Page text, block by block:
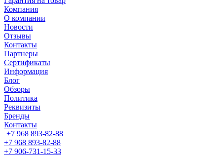
Компания
О компании
Новости
Отзывы
Контакты
Партнеры
Сертификаты
Информация
Блог
Обзоры
Политика
Реквизиты
Бренды
Контакты
+7 968 893-82-88
+7 968 893-82-88
+7 906-731-15-33